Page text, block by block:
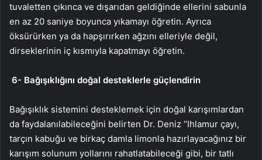
tuvaletten çıkınca ve dışarıdan geldiğinde ellerini sabunla
en az 20 saniye boyunca yıkamayı öğretin. Ayrıca
öksürürken ya da hapşırırken ağzını elleriyle değil,
dirseklerinin iç kısmıyla kapatmayı öğretin.
6- Bağışıklığını doğal desteklerle güçlendirin
Bağışıklık sistemini desteklemek için doğal karışımlardan
da faydalanılabileceğini belirten Dr. Deniz “Ihlamur çayı,
tarçın kabuğu ve birkaç damla limonla hazırlayacağınız bir
karışım solunum yollarını rahatlatabileceği gibi, bir tatlı